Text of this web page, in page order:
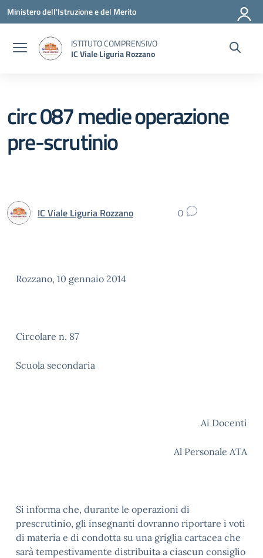
Vai ai contenuti
Vai al menu di navigazione
Vai al footer
Ministero dell'Istruzione e del Merito
ISTITUTO COMPRENSIVO
IC Viale Liguria Rozzano
circ 087 medie operazione
pre-scrutinio
IC Viale Liguria Rozzano 0
Rozzano, 10 gennaio 2014
Circolare n. 87
Scuola secondaria
Ai Docenti
Al Personale ATA
Si informa che, durante le operazioni di
prescrutinio, gli insegnanti dovranno riportare i voti
di materia e di condotta su una griglia cartacea che
sarà tempestivamente distribuita a ciascun consiglio